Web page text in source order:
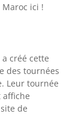
ici !
créé cette
des tournées
Leur tournée
de